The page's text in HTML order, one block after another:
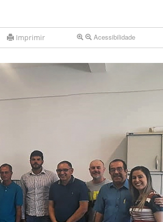
Imprimir Acessibilidade